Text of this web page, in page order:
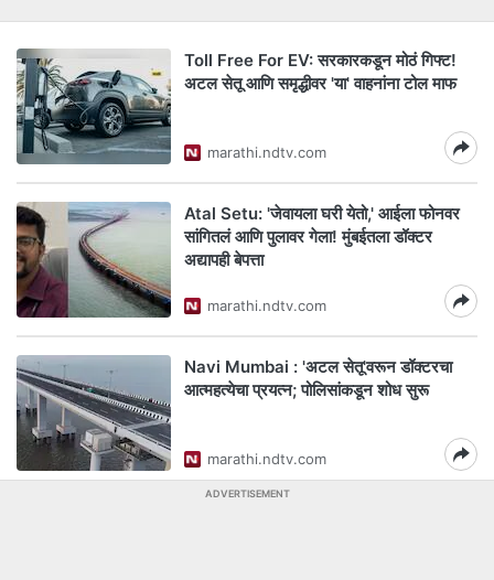
Toll Free For EV: सरकारकडून मोठं गिफ्ट!
अटल सेतू आणि समृद्धीवर 'या' वाहनांना टोल माफ
marathi.ndtv.com
Atal Setu: 'जेवायला घरी येतो,' आईला फोनवर
सांगितलं आणि पुलावर गेला! मुंबईतला डॉक्टर
अद्यापही बेपत्ता
marathi.ndtv.com
Navi Mumbai : 'अटल सेतू'वरून डॉक्टरचा
आत्महत्येचा प्रयत्न; पोलिसांकडून शोध सुरू
marathi.ndtv.com
ADVERTISEMENT